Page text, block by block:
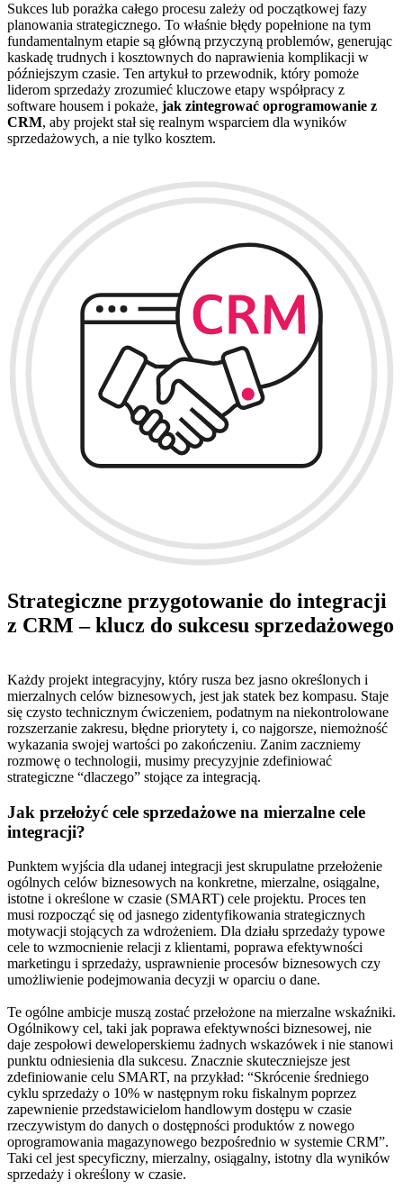
Sukces lub porażka całego procesu zależy od początkowej fazy
planowania strategicznego. To właśnie błędy popełnione na tym
fundamentalnym etapie są główną przyczyną problemów, generując
kaskadę trudnych i kosztownych do naprawienia komplikacji w
późniejszym czasie. Ten artykuł to przewodnik, który pomoże
liderom sprzedaży zrozumieć kluczowe etapy współpracy z
software housem i pokaże, jak zintegrować oprogramowanie z
CRM, aby projekt stał się realnym wsparciem dla wyników
sprzedażowych, a nie tylko kosztem.
Strategiczne przygotowanie do integracji
z CRM – klucz do sukcesu sprzedażowego
Każdy projekt integracyjny, który rusza bez jasno określonych i
mierzalnych celów biznesowych, jest jak statek bez kompasu. Staje
się czysto technicznym ćwiczeniem, podatnym na niekontrolowane
rozszerzanie zakresu, błędne priorytety i, co najgorsze, niemożność
wykazania swojej wartości po zakończeniu. Zanim zaczniemy
rozmowę o technologii, musimy precyzyjnie zdefiniować
strategiczne “dlaczego” stojące za integracją.
Jak przełożyć cele sprzedażowe na mierzalne cele
integracji?
Punktem wyjścia dla udanej integracji jest skrupulatne przełożenie
ogólnych celów biznesowych na konkretne, mierzalne, osiągalne,
istotne i określone w czasie (SMART) cele projektu. Proces ten
musi rozpocząć się od jasnego zidentyfikowania strategicznych
motywacji stojących za wdrożeniem. Dla działu sprzedaży typowe
cele to wzmocnienie relacji z klientami, poprawa efektywności
marketingu i sprzedaży, usprawnienie procesów biznesowych czy
umożliwienie podejmowania decyzji w oparciu o dane.
Te ogólne ambicje muszą zostać przełożone na mierzalne wskaźniki.
Ogólnikowy cel, taki jak poprawa efektywności biznesowej, nie
daje zespołowi deweloperskiemu żadnych wskazówek i nie stanowi
punktu odniesienia dla sukcesu. Znacznie skuteczniejsze jest
zdefiniowanie celu SMART, na przykład: “Skrócenie średniego
cyklu sprzedaży o 10% w następnym roku fiskalnym poprzez
zapewnienie przedstawicielom handlowym dostępu w czasie
rzeczywistym do danych o dostępności produktów z nowego
oprogramowania magazynowego bezpośrednio w systemie CRM”.
Taki cel jest specyficzny, mierzalny, osiągalny, istotny dla wyników
sprzedaży i określony w czasie.